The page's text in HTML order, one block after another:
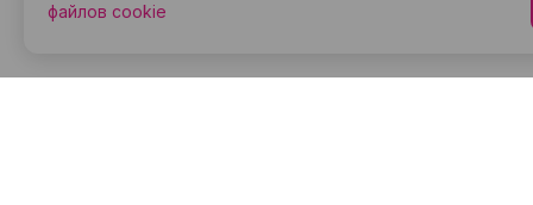
файлов cookie